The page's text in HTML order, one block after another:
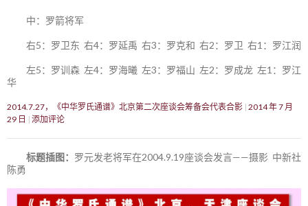
中：罗箭将军
右5：罗卫东 右4：罗延禹 右3：罗克和 右2：罗卫 右1：罗江润
左5：罗训森 左4：罗海曦 左3：罗福山 左2：罗成龙 左1：罗江
华
2014.7.27，《中华罗氏通谱》北京第二次座谈会筹备会代表合影 2014 年 7 月
29 日
添加评论
标题插图： 罗元发老将军在2004.9.19座谈会发言——摄影 中新社
陈勇